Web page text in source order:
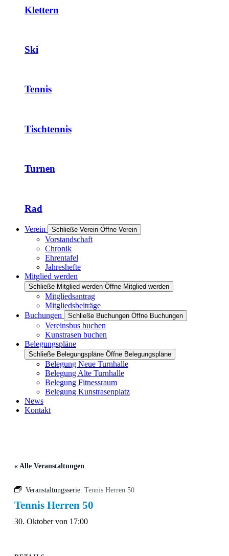
Klettern
Ski
Tennis
Tischtennis
Turnen
Rad
Verein Schließe Verein Öffne Verein
Vorstandschaft
Chronik
Ehrentafel
Jahreshefte
Mitglied werden
Schließe Mitglied werden Öffne Mitglied werden
Mitgliedsantrag
Mitgliedsbeiträge
Buchungen
Schließe Buchungen Öffne Buchungen
Vereinsbus buchen
Kunstrasen buchen
Belegungspläne
Schließe Belegungspläne Öffne Belegungspläne
Belegung Neue Turnhalle
Belegung Alte Turnhalle
Belegung Fitnessraum
Belegung Kunstrasenplatz
News
Kontakt
« Alle Veranstaltungen
Veranstaltungsserie: Tennis Herren 50
Tennis Herren 50
30. Oktober von 17:00